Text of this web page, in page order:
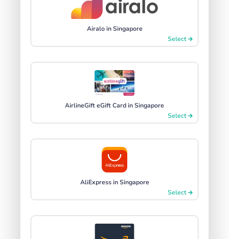
Airalo in Singapore
Select
AirlineGift eGift Card in Singapore
Select
AliExpress in Singapore
Select